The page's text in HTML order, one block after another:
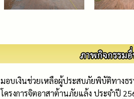
มอบเงินช่วยเหลือผู้ประสบภัยพิบัติทางธ
โครงการจิตอาสาต้านภัยแล้ง ประจำปี